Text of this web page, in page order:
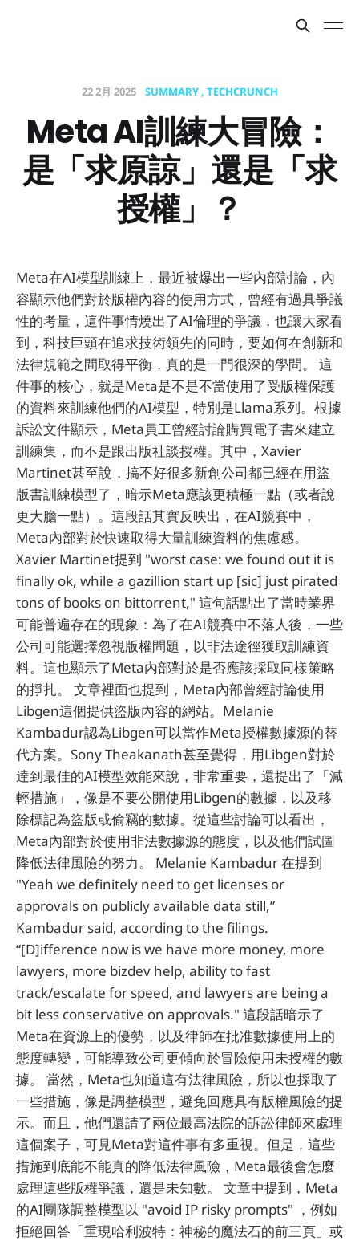
22 2月 2025 SUMMARY TECHCRUNCH
Meta AI訓練大冒險：
是「求原諒」還是「求
授權」？
Meta在AI模型訓練上，最近被爆出一些內部討論，內
容顯示他們對於版權內容的使用方式，曾經有過具爭議
性的考量，這件事情燒出了AI倫理的爭議，也讓大家看
到，科技巨頭在追求技術領先的同時，要如何在創新和
法律規範之間取得平衡，真的是一門很深的學問。 這
件事的核心，就是Meta是不是不當使用了受版權保護
的資料來訓練他們的AI模型，特別是Llama系列。根據
訴訟文件顯示，Meta員工曾經討論購買電子書來建立
訓練集，而不是跟出版社談授權。其中，Xavier
Martinet甚至說，搞不好很多新創公司都已經在用盜
版書訓練模型了，暗示Meta應該更積極一點（或者說
更大膽一點）。這段話其實反映出，在AI競賽中，
Meta內部對於快速取得大量訓練資料的焦慮感。
Xavier Martinet提到 "worst case: we found out it is
finally ok, while a gazillion start up [sic] just pirated
tons of books on bittorrent," 這句話點出了當時業界
可能普遍存在的現象：為了在AI競賽中不落人後，一些
公司可能選擇忽視版權問題，以非法途徑獲取訓練資
料。這也顯示了Meta內部對於是否應該採取同樣策略
的掙扎。 文章裡面也提到，Meta內部曾經討論使用
Libgen這個提供盜版內容的網站。Melanie
Kambadur認為Libgen可以當作Meta授權數據源的替
代方案。Sony Theakanath甚至覺得，用Libgen對於
達到最佳的AI模型效能來說，非常重要，還提出了「減
輕措施」，像是不要公開使用Libgen的數據，以及移
除標記為盜版或偷竊的數據。從這些討論可以看出，
Meta內部對於使用非法數據源的態度，以及他們試圖
降低法律風險的努力。 Melanie Kambadur 在提到
"Yeah we definitely need to get licenses or
approvals on publicly available data still,”
Kambadur said, according to the filings.
“[D]ifference now is we have more money, more
lawyers, more bizdev help, ability to fast
track/escalate for speed, and lawyers are being a
bit less conservative on approvals." 這段話暗示了
Meta在資源上的優勢，以及律師在批准數據使用上的
態度轉變，可能導致公司更傾向於冒險使用未授權的數
據。 當然，Meta也知道這有法律風險，所以也採取了
一些措施，像是調整模型，避免回應具有版權風險的提
示。而且，他們還請了兩位最高法院的訴訟律師來處理
這個案子，可見Meta對這件事有多重視。但是，這些
措施到底能不能真的降低法律風險，Meta最後會怎麼
處理這些版權爭議，還是未知數。 文章中提到，Meta
的AI團隊調整模型以 "avoid IP risky prompts" ，例如
拒絕回答「重現哈利波特：神秘的魔法石的前三頁」或